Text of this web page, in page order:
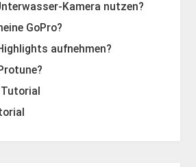
Kamera nutzen?
GoPro?
aufnehmen?